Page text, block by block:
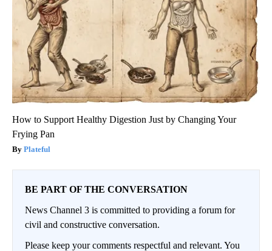
How to Support Healthy Digestion Just by Changing Your
Frying Pan
Plateful
BE PART OF THE CONVERSATION
News Channel 3 is committed to providing a forum for
civil and constructive conversation.
Please keep your comments respectful and relevant. You